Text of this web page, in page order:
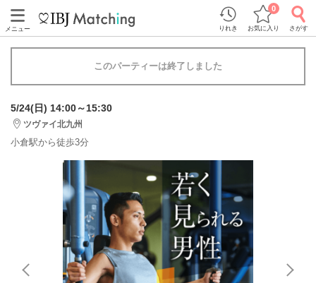
メニュー りれき お気に入り
0
さがす
このパーティーは終了しました
5/24(日) 14:00～15:30
ツヴァイ北九州
小倉駅から徒歩3分